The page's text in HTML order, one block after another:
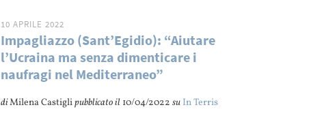
10 APRILE 2022
Impagliazzo (Sant’Egidio): “Aiutare
l’Ucraina ma senza dimenticare i
naufragi nel Mediterraneo”
diMilena Castiglipubblicato il 10/04/2022su In Terris